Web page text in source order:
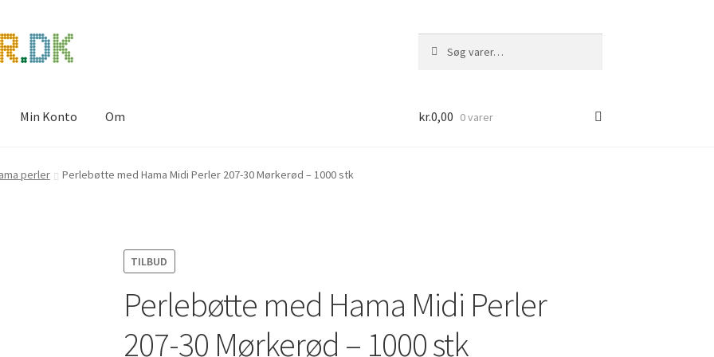
efter:
Min Konto Om
HOS JULIE PEDERSEN
kr.0,00 0 varer
perler Perlebøtte med Hama Midi Perler 207-30 Mørkerød – 1000 stk
TILBUD
Perlebøtte med Hama Midi Perler
207-30 Mørkerød – 1000 stk